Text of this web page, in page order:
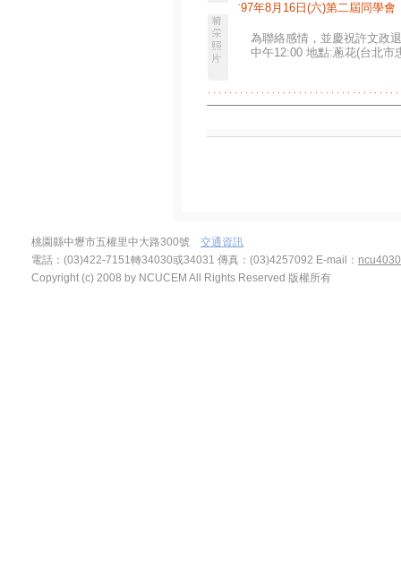
˙97年8月16日(六)第二屆同學會
為聯絡感情，並慶祝許文政
中午12:00 地點:蔥花(台北市
桃園縣中壢市五權里中大路300號 交通資訊
電話：(03)422-7151轉34030或34031 傳真：(03)4257092 E-mail：
Copyright (c) 2008 by NCUCEM All Rights Reserved 版權所有